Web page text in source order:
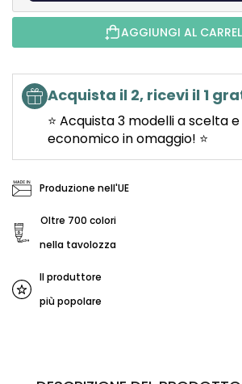
AGGIUNGI AL
Acquista il 2, ricevi il 1
⭐ Acquista 3 modelli a scelta
economico in omaggio! ⭐
Produzione nell'UE
Oltre 700 colori
nella tavolozza
Il produttore
più popolare